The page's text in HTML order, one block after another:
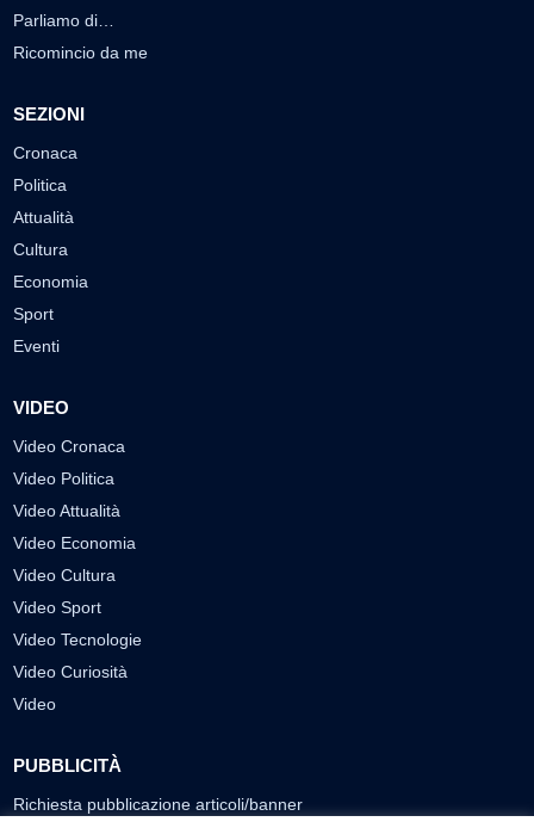
Parliamo di…
Ricomincio da me
SEZIONI
Cronaca
Politica
Attualità
Cultura
Economia
Sport
Eventi
VIDEO
Video Cronaca
Video Politica
Video Attualità
Video Economia
Video Cultura
Video Sport
Video Tecnologie
Video Curiosità
Video
PUBBLICITÀ
Richiesta pubblicazione articoli/banner